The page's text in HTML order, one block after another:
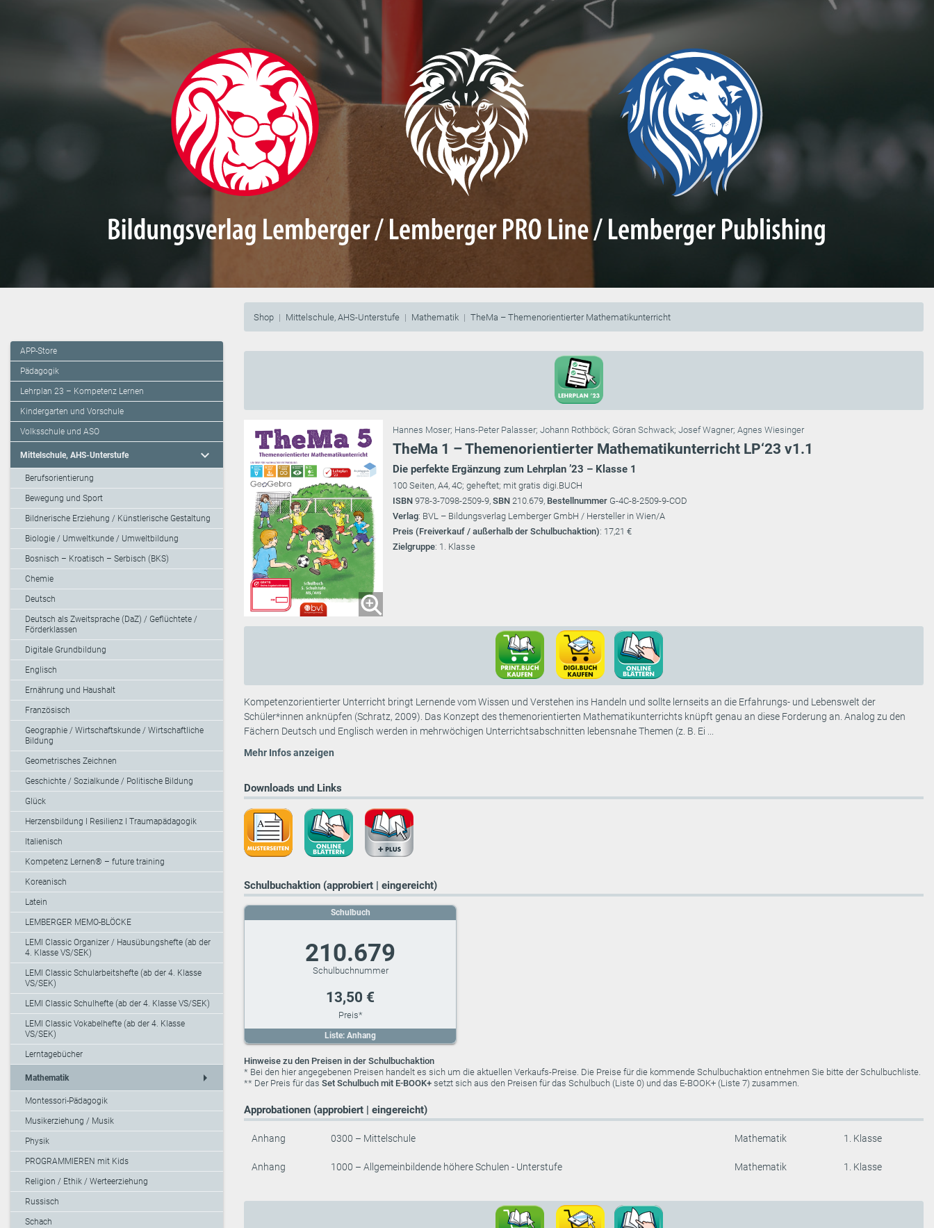
Shop Mittelschule, AHS-Unterstufe Mathematik TheMa – Themenorientierter Mathematikunterricht
APP-Store
Pädagogik
Lehrplan 23 – Kompetenz Lernen
Kindergarten und Vorschule
Volksschule und ASO
Mittelschule, AHS-Unterstufe expand_more
Berufsorientierung
Bewegung und Sport
Bildnerische Erziehung / Künstlerische Gestaltung
Biologie / Umweltkunde / Umweltbildung
Bosnisch – Kroatisch – Serbisch (BKS)
Chemie
Deutsch
Deutsch als Zweitsprache (DaZ) / Geflüchtete /
Förderklassen
Digitale Grundbildung
Englisch
Ernährung und Haushalt
Französisch
Geographie / Wirtschaftskunde / Wirtschaftliche
Bildung
Geometrisches Zeichnen
Geschichte / Sozialkunde / Politische Bildung
Glück
Herzensbildung I Resilienz I Traumapädagogik
Italienisch
Kompetenz Lernen® – future training
Koreanisch
Latein
LEMBERGER MEMO-BLÖCKE
LEMI Classic Organizer / Hausübungshefte (ab der
4. Klasse VS/SEK)
LEMI Classic Schularbeitshefte (ab der 4. Klasse
VS/SEK)
LEMI Classic Schulhefte (ab der 4. Klasse VS/SEK)
LEMI Classic Vokabelhefte (ab der 4. Klasse
VS/SEK)
Lerntagebücher
Mathematik arrow_right
Montessori-Pädagogik
Musikerziehung / Musik
Physik
PROGRAMMIEREN mit Kids
Religion / Ethik / Werteerziehung
Russisch
Schach
Hannes Moser; Hans-Peter Palasser; Johann Rothböck; Göran Schwack; Josef Wagner; Agnes Wiesinger
TheMa 1 – Themenorientierter Mathematikunterricht LP‘23 v1.1
Die perfekte Ergänzung zum Lehrplan ’23 – Klasse 1
100 Seiten, A4, 4C; geheftet; mit gratis digi.BUCH
ISBN 978-3-7098-2509-9, SBN 210.679, Bestellnummer G-4C-8-2509-9-COD
Verlag: BVL – Bildungsverlag Lemberger GmbH / Hersteller in Wien/A
Preis (Freiverkauf / außerhalb der Schulbuchaktion): 17,21 €
Zielgruppe: 1. Klasse
Kompetenzorientierter Unterricht bringt Lernende vom Wissen und Verstehen ins Handeln und sollte lernseits an die Erfahrungs- und Lebenswelt der
Schüler*innen anknüpfen (Schratz, 2009). Das Konzept des themenorientierten Mathematikunterrichts knüpft genau an diese Forderung an. Analog zu den
Fächern Deutsch und Englisch werden in mehrwöchigen Unterrichtsabschnitten lebensnahe Themen (z. B. Ei ...
Mehr Infos anzeigen
Downloads und Links
Schulbuchaktion (approbiert | eingereicht)
Liste: Anhang
Schulbuch
210.679
13,50 €
Hinweise zu den Preisen in der Schulbuchaktion
* Bei den hier angegebenen Preisen handelt es sich um die aktuellen Verkaufs-Preise. Die Preise für die kommende Schulbuchaktion entnehmen Sie bitte der Schulbuchliste.
** Der Preis für das Set Schulbuch mit E-BOOK+ setzt sich aus den Preisen für das Schulbuch (Liste 0) und das E-BOOK+ (Liste 7) zusammen.
Approbationen (approbiert | eingereicht)
Anhang 0300 – Mittelschule Mathematik 1. Klasse
Anhang 1000 – Allgemeinbildende höhere Schulen - Unterstufe Mathematik 1. Klasse